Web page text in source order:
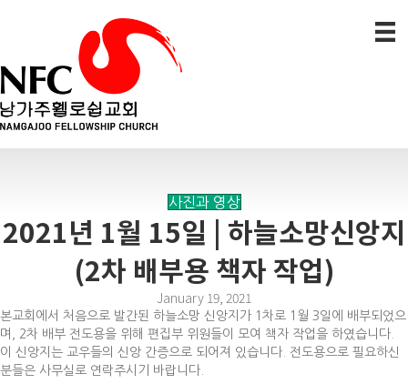
사진과 영상
2021년 1월 15일 | 하늘소망신앙지
(2차 배부용 책자 작업)
January 19, 2021
본교회에서 처음으로 발간된 하늘소망 신앙지가 1차로 1월 3일에 배부되었으
며, 2차 배부 전도용을 위해 편집부 위원들이 모여 책자 작업을 하였습니다.
이 신앙지는 교우들의 신앙 간증으로 되어져 있습니다. 전도용으로 필요하신
분들은 사무실로 연락주시기 바랍니다.